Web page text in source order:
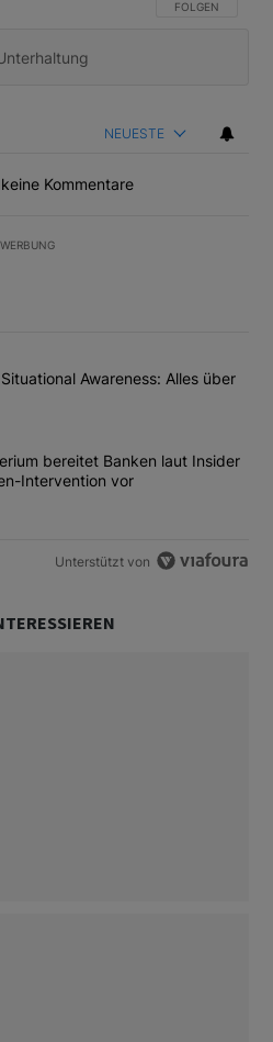
FOLGE DIESER
FOLGEN
NEUESTE
Kommentare
WERBUNG
der am meisten kommentierten
"Margin Calls bei Situational
Awareness: Alles über
"US-Finanzministerium bereitet
bereitet Banken laut Insider
Intervention vor
Unterstützt von